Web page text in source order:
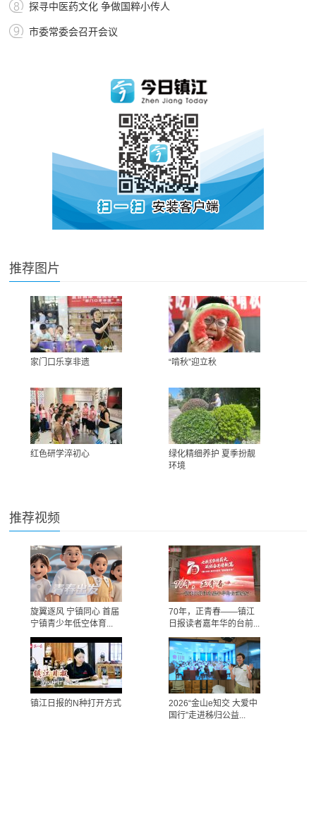
探寻中医药文化 争做国粹小传人
市委常委会召开会议
推荐图片
家门口乐享非遗 “啃秋”迎立秋
红色研学淬初心
绿化精细养护 夏季扮靓
环境
推荐视频
旋翼逐风 宁镇同心 首届
宁镇青少年低空体育...
70年，正青春——镇江
日报读者嘉年华的台前...
镇江日报的N种打开方式
2026“金山e知交 大爱中
国行”走进秭归公益...